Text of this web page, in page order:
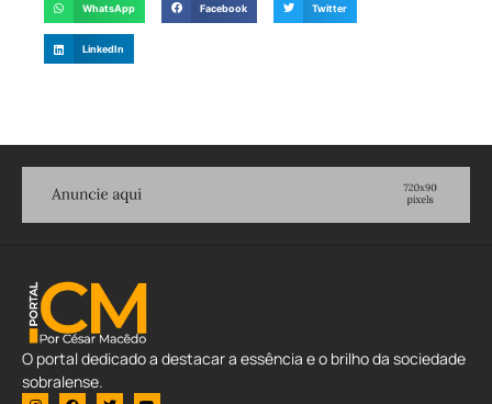
WhatsApp Facebook Twitter
LinkedIn
O portal dedicado a destacar a essência e o brilho da sociedade
sobralense.